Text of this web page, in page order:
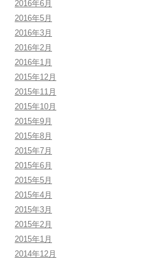
2016年6月
2016年5月
2016年3月
2016年2月
2016年1月
2015年12月
2015年11月
2015年10月
2015年9月
2015年8月
2015年7月
2015年6月
2015年5月
2015年4月
2015年3月
2015年2月
2015年1月
2014年12月